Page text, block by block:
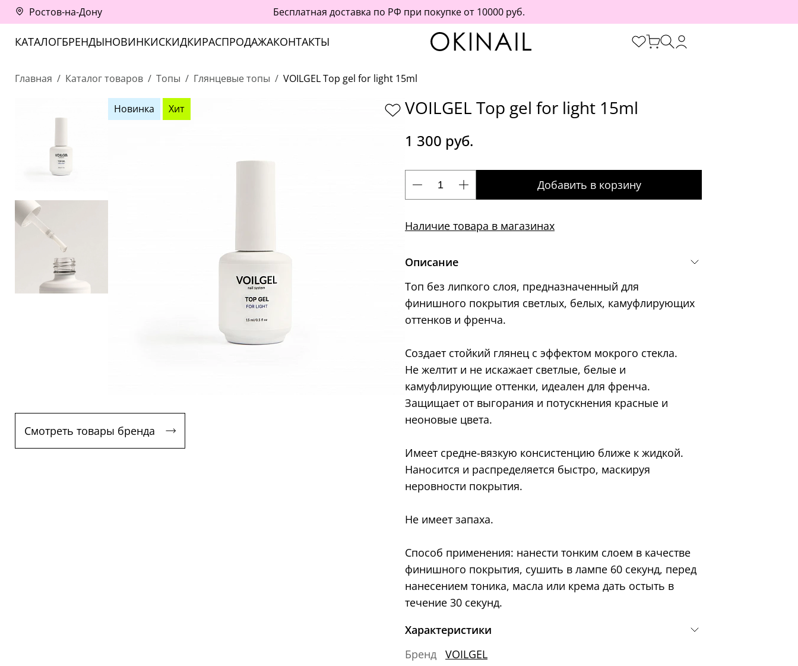
Ростов-на-Дону Бесплатная доставка по РФ при покупке от 10000 руб.
КАТАЛОГБРЕНДЫНОВИНКИСКИДКИРАСПРОДАЖАКОНТАКТЫ
Главная Каталог товаров Топы Глянцевые топы VOILGEL Top gel for light 15ml
Новинка Хит
Смотреть товары бренда
VOILGEL Top gel for light 15ml
1 300 руб.
Добавить в корзину
Наличие товара в магазинах
Описание
Топ без липкого слоя, предназначенный для
финишного покрытия светлых, белых, камуфлирующих
оттенков и френча.
Создает стойкий глянец с эффектом мокрого стекла.
Не желтит и не искажает светлые, белые и
камуфлирующие оттенки, идеален для френча.
Защищает от выгорания и потускнения красные и
неоновые цвета.
Имеет средне-вязкую консистенцию ближе к жидкой.
Наносится и распределяется быстро, маскируя
неровности покрытия.
Не имеет запаха.
Способ применения: нанести тонким слоем в качестве
финишного покрытия, сушить в лампе 60 секунд, перед
нанесением тоника, масла или крема дать остыть в
течение 30 секунд.
Характеристики
Бренд
VOILGEL